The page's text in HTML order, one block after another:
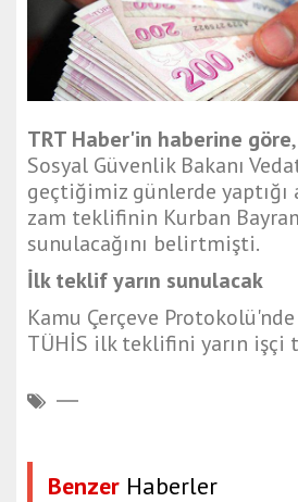
TRT Haber'in haberine göre
Sosyal Güvenlik Bakanı
geçtiğimiz günlerde yaptığı
zam teklifinin Kurban
sunulacağını belirtmişti.
İlk teklif yarın sunulacak
Kamu Çerçeve
TÜHİS ilk teklifini yarın işçi
Benzer Haberler